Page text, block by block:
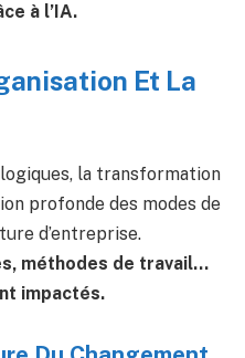
à l’IA.
Et La
la transformation
profonde des modes de
d’entreprise.
méthodes de travail…
impactés.